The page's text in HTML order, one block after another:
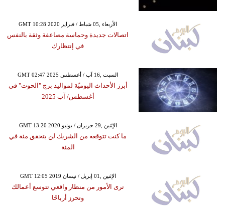
GMT 10:28 2020 الأربعاء ,05 شباط / فبراير
اتصالات جديدة وحماسة مضاعفة وثقة بالنفس
في إنتظارك
GMT 02:47 2025 السبت ,16 آب / أغسطس
أبرز الأحداث اليوميّة لمواليد برج "الحوت" في
أغسطس/ آب 2025
GMT 13:20 2020 الإثنين ,29 حزيران / يونيو
ما كنت تتوقعه من الشريك لن يتحقق مئة في
المئة
GMT 12:05 2019 الإثنين ,01 إبريل / نيسان
ترى الأمور من منظار واقعي تتوسع أعمالك
وتحرز أرباحًا